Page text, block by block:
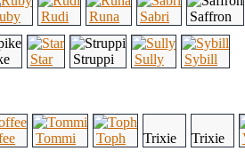
Rudi Runa Sabri Saffron
Star Struppi Sully Sybill
Tommi Toph Trixie Trixie